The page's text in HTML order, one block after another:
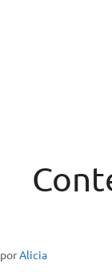
porAlicia